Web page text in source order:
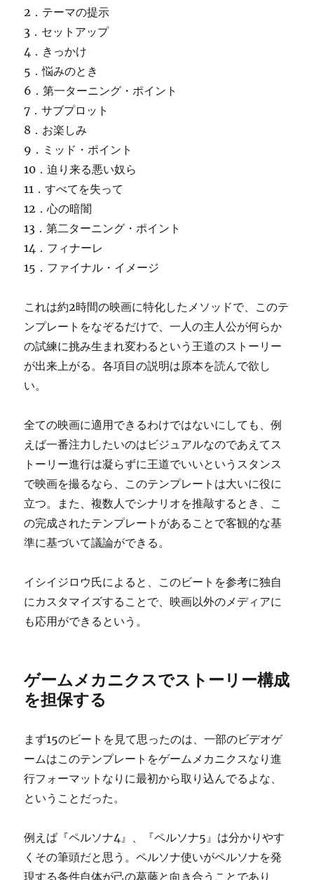
2．テーマの提示
3．セットアップ
4．きっかけ
5．悩みのとき
6．第一ターニング・ポイント
7．サブプロット
8．お楽しみ
9．ミッド・ポイント
10．迫り来る悪い奴ら
11．すべてを失って
12．心の暗闇
13．第二ターニング・ポイント
14．フィナーレ
15．ファイナル・イメージ
これは約2時間の映画に特化したメソッドで、このテ
ンプレートをなぞるだけで、一人の主人公が何らか
の試練に挑み生まれ変わるという王道のストーリー
が出来上がる。各項目の説明は原本を読んで欲し
い。
全ての映画に適用できるわけではないにしても、例
えば一番注力したいのはビジュアルなのであえてス
トーリー進行は凝らずに王道でいいというスタンス
で映画を撮るなら、このテンプレートは大いに役に
立つ。また、複数人でシナリオを推敲するとき、こ
の完成されたテンプレートがあることで客観的な基
準に基づいて議論ができる。
イシイジロウ氏によると、このビートを参考に独自
にカスタマイズすることで、映画以外のメディアに
も応用ができるという。
ゲームメカニクスでストーリー構成
を担保する
まず15のビートを見て思ったのは、一部のビデオゲ
ームはこのテンプレートをゲームメカニクスなり進
行フォーマットなりに最初から取り込んでるよな、
ということだった。
例えば『ペルソナ4』、『ペルソナ5』は分かりやす
くその筆頭だと思う。ペルソナ使いがペルソナを発
現する条件自体が己の葛藤と向き合うことであり、